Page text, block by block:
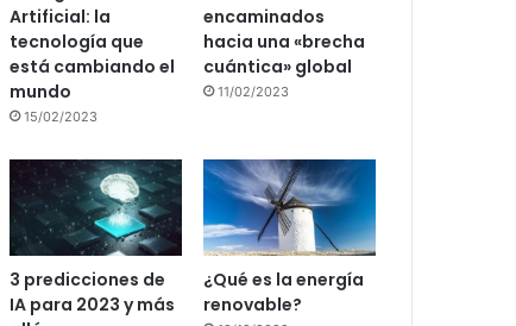
Artificial: la
tecnología que
está cambiando el
mundo
15/02/2023
encaminados
hacia una «brecha
cuántica» global
11/02/2023
3 predicciones de
IA para 2023 y más
¿Qué es la energía
renovable?